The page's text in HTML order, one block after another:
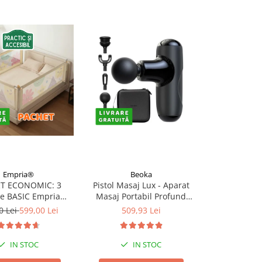
Empria®
ECONOMIC: 3
BASIC Empria
pat 180X200 cm +
Lei599,00 Lei
IN STOC
Beoka
Pistol Masaj Lux - Aparat
Masaj Portabil Profund
pentru Relaxare si
Premium pentru
Barbati si Femei
509,93 Lei
IN STOC